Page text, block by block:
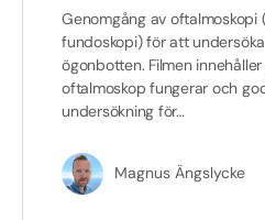
Genomgång av oftalmoskopi
fundoskopi) för att
ögonbotten. Filmen
oftalmoskop fungerar och
undersökning för…
Magnus Ängslycke